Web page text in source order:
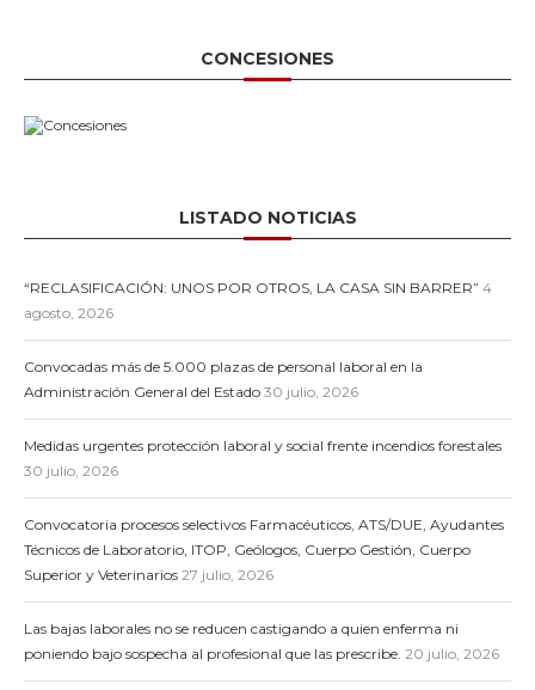
CONCESIONES
LISTADO NOTICIAS
“RECLASIFICACIÓN: UNOS POR OTROS, LA CASA SIN BARRER” 4
agosto, 2026
Convocadas más de 5.000 plazas de personal laboral en la
Administración General del Estado 30 julio, 2026
Medidas urgentes protección laboral y social frente incendios forestales
30 julio, 2026
Convocatoria procesos selectivos Farmacéuticos, ATS/DUE, Ayudantes
Técnicos de Laboratorio, ITOP, Geólogos, Cuerpo Gestión, Cuerpo
Superior y Veterinarios 27 julio, 2026
Las bajas laborales no se reducen castigando a quien enferma ni
poniendo bajo sospecha al profesional que las prescribe. 20 julio, 2026